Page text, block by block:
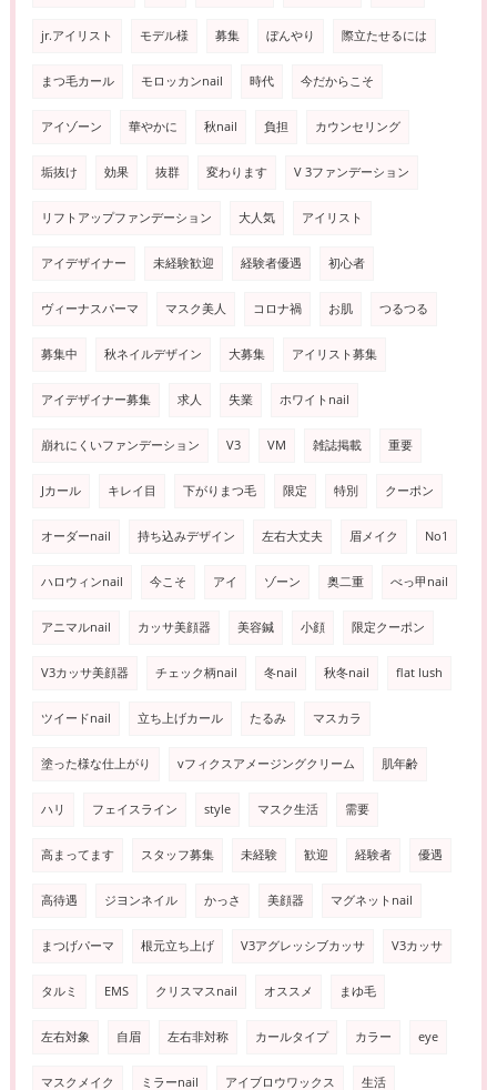
jr.アイリスト モデル様 募集 ぼんやり 際立たせるには
まつ毛カール モロッカンnail 時代 今だからこそ
アイゾーン 華やかに 秋nail 負担 カウンセリング
垢抜け 効果 抜群 変わります V 3ファンデーション
リフトアップファンデーション 大人気 アイリスト
アイデザイナー 未経験歓迎 経験者優遇 初心者
ヴィーナスパーマ マスク美人 コロナ禍 お肌 つるつる
募集中 秋ネイルデザイン 大募集 アイリスト募集
アイデザイナー募集 求人 失業 ホワイトnail
崩れにくいファンデーション V3 VM 雑誌掲載 重要
Jカール キレイ目 下がりまつ毛 限定 特別 クーポン
オーダーnail 持ち込みデザイン 左右大丈夫 眉メイク No1
ハロウィンnail 今こそ アイ ゾーン 奥二重 べっ甲nail
アニマルnail カッサ美顔器 美容鍼 小顔 限定クーポン
V3カッサ美顔器 チェック柄nail 冬nail 秋冬nail flat lush
ツイードnail 立ち上げカール たるみ マスカラ
塗った様な仕上がり vフィクスアメージングクリーム 肌年齢
ハリ フェイスライン style マスク生活 需要
高まってます スタッフ募集 未経験 歓迎 経験者 優遇
高待遇 ジヨンネイル かっさ 美顔器 マグネットnail
まつげパーマ 根元立ち上げ V3アグレッシブカッサ V3カッサ
タルミ EMS クリスマスnail オススメ まゆ毛
左右対象 自眉 左右非対称 カールタイプ カラー eye
マスクメイク ミラーnail アイブロウワックス 生活